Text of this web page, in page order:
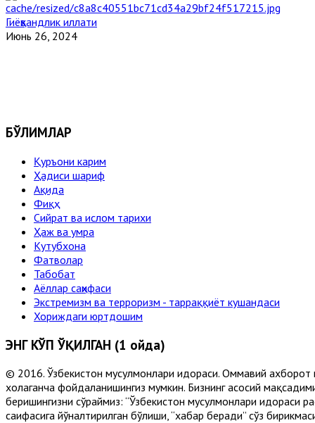
Гиёҳвандлик иллати
Июнь 26, 2024
БЎЛИМЛАР
Қуръони карим
Ҳадиси шариф
Ақида
Фиқҳ
Сийрат ва ислом тарихи
Ҳаж ва умра
Кутубхона
Фатволар
Табобат
Аёллар саҳифаси
Экстремизм ва терроризм - тарраққиёт кушандаси
Хориждаги юртдошим
ЭНГ КЎП ЎҚИЛГАН (1 ойда)
© 2016. Ўзбекистон мусулмонлари идораси. Оммавий ахборот
хоҳлаганча фойдаланишингиз мумкин. Бизнинг асосий
беришингизни сўраймиз: “Ўзбекистон мусулмонлари идораси
саҳифасига йўналтирилган бўлиши, “хабар беради” сўз